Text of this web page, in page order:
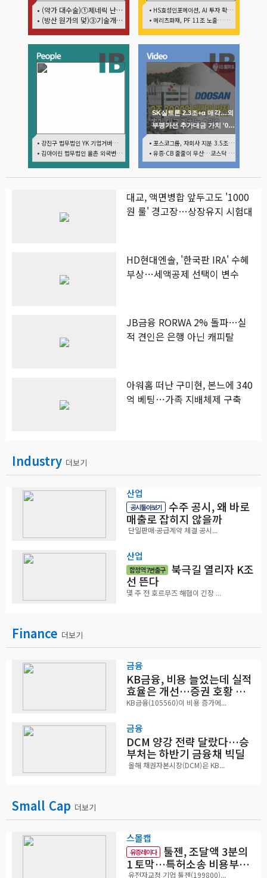
내기주 오버행 경계
• (약가 대수술)①제네릭 난립 제동…중소 제약사 수익성 비상
• (방산 원가의 덫)③기술개발까진 지원…수출은 각자도생
• HS효성인포메이션, AI 투자 확대에 실적 체력 강화
• 메리츠화재, PF 11조 노출…부동산 사업성 저하 우려
• 강진구 법무법인 YK 기업거버넌스센터 센터장
• 김아이린 법무법인 율촌 외국변호사
SK실트론 2.3조+α 매각…외
부평가선 추가대금 가치 '0
• 포스코그룹, 자회사 지분 3.5조 현금화…리튬 키우고 오버행 부담
• 유증·CB 줄줄이 무산…코스닥 벌점 급증에 상폐 압박
대교, 액면병합 앞두고도 '1000
원 룰' 경고장…상장유지 시험대
HD현대엔솔, '한국판 IRA' 수혜
부상…세액공제 선택이 변수
JB금융 RORWA 2% 돌파…실
적 견인은 은행 아닌 캐피탈
아워홈 떠난 구미현, 본느에 340
억 베팅…가족 지배체제 구축
Industry 더보기
산업
공시톺아보기 수주 공시, 왜 바로
매출로 잡히지 않을까
단일판매·공급계약 체결 공시...
산업
합정역 7번출구 북극길 열리자 K조
선 뜬다
몇 주 전 호르무즈 해협이 긴장 ...
Finance 더보기
금융
KB금융, 비용 늘었는데 실적
효율은 개선…증권 호황 효
과
KB금융(105560)이 비용 증가에...
금융
DCM 양강 전략 달랐다…승
부처는 하반기 금융채 빅딜
올해 채권자본시장(DCM)은 KB...
Small Cap 더보기
스몰캡
유증레이다 툴젠, 조달액 3분의
1 토막…특허소송 비용부터
유전자교정 기업 툴젠(199800)...